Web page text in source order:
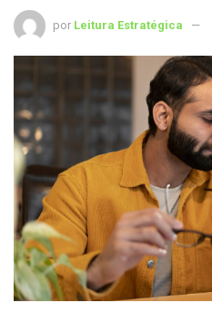
por Leitura Estratégica